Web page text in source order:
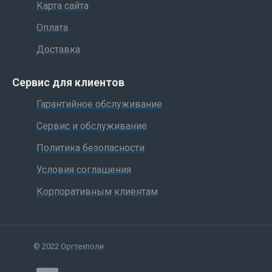
Карта сайта
Оплата
Доставка
Сервис для клиентов
Гарантийное обслуживание
Сервис и обслуживание
Политика безопасности
Условия соглашения
Корпоративным клиентам
© 2022 Оргтехполи